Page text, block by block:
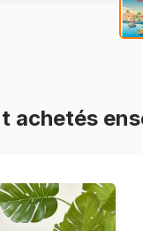
achetés